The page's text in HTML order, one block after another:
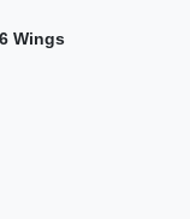
Wings